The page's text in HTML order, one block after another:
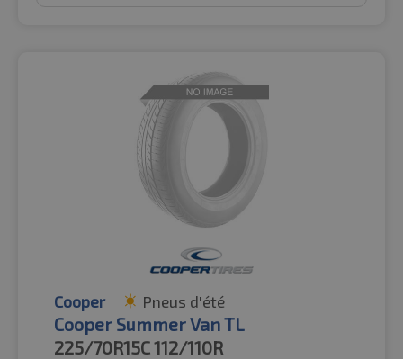
Cooper Pneus d'été
Cooper Summer Van TL
225/70R15C112/110R